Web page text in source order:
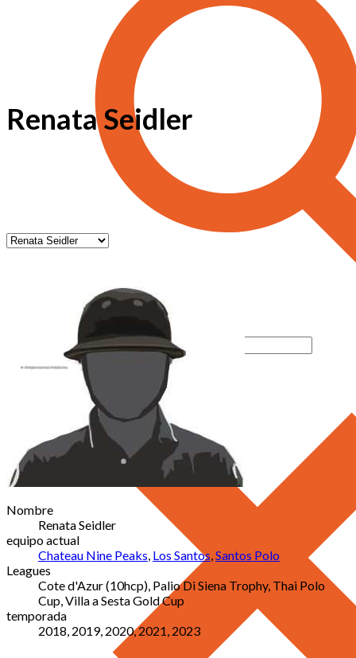
Renata Seidler
Nombre
Renata Seidler
equipo actual
Chateau Nine Peaks Los Santos Santos Polo
Leagues
Cote d'Azur (10hcp), Palio Di Siena Trophy, Thai Polo
Cup, Villa a Sesta Gold Cup
temporada
2018, 2019, 2020, 2021, 2023